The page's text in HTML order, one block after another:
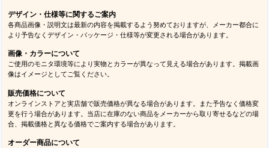
デザイン・仕様等に関するご案内
各商品画像・説明文は最新の内容を掲載するよう努めておりますが、メーカー都合に
より予告なくデザイン・パッケージ・仕様等が変更される場合があります。
画像・カラーについて
ご使用のモニタ環境等により実物とカラーが異なって見える場合があります。掲載画
像はイメージとしてご覧ください。
販売価格について
オンラインストアと実店舗で販売価格が異なる場合があります。また予告なく価格変
更を行う場合があります。当店に在庫のない商品をメーカーから取り寄せるなどの場
合、掲載価格と異なる価格でご案内する場合があります。
オーダー商品について